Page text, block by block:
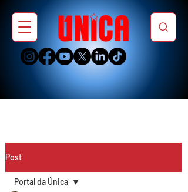
Post
Portal da Única